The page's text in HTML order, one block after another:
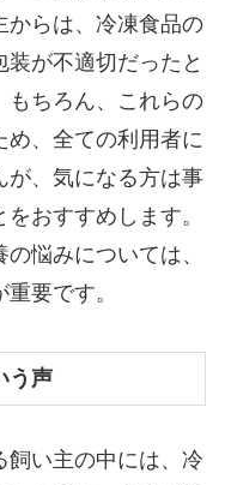
からは、冷凍食品の
が不適切だったと
もちろん、これらの
め、全ての利用者に
が、気になる方は事
おすすめします。
悩みについては、
要です。
う声
飼い主の中には、冷